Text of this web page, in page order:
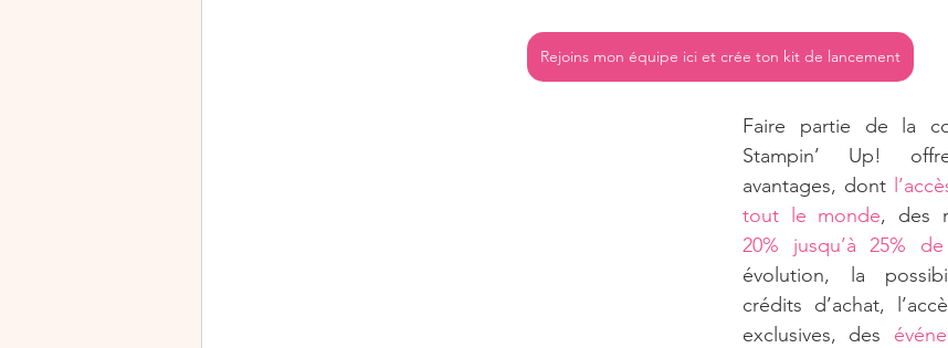
Rejoins mon équipe ici et crée ton kit de lancement
Faire partie de la
Stampin’ Up!
avantages, dont
tout le monde, des
20% jusqu’à 25%
évolution, la
crédits d’achat,
exclusives, des